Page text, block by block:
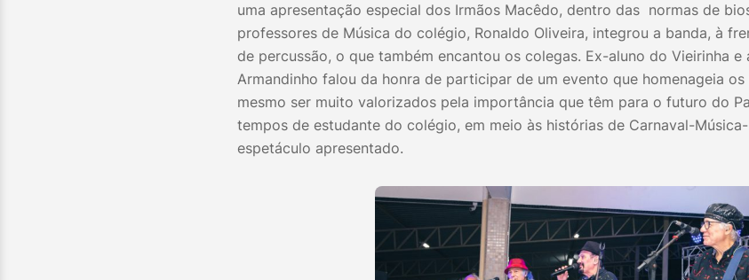
uma apresentação especial dos Irmãos Macêdo, dentro das normas de
professores de Música do colégio, Ronaldo Oliveira, integrou a banda, à
de percussão, o que também encantou os colegas. Ex-aluno do Vieirinha e
Armandinho falou da honra de participar de um evento que homenageia os
mesmo ser muito valorizados pela importância que têm para o futuro do
tempos de estudante do colégio, em meio às histórias de Carnaval-
espetáculo apresentado.